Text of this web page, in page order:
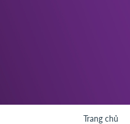
Trang chủ